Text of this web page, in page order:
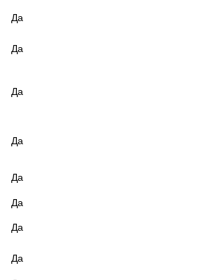
Да
Да
Да
Да
Да
Да
Да
Да